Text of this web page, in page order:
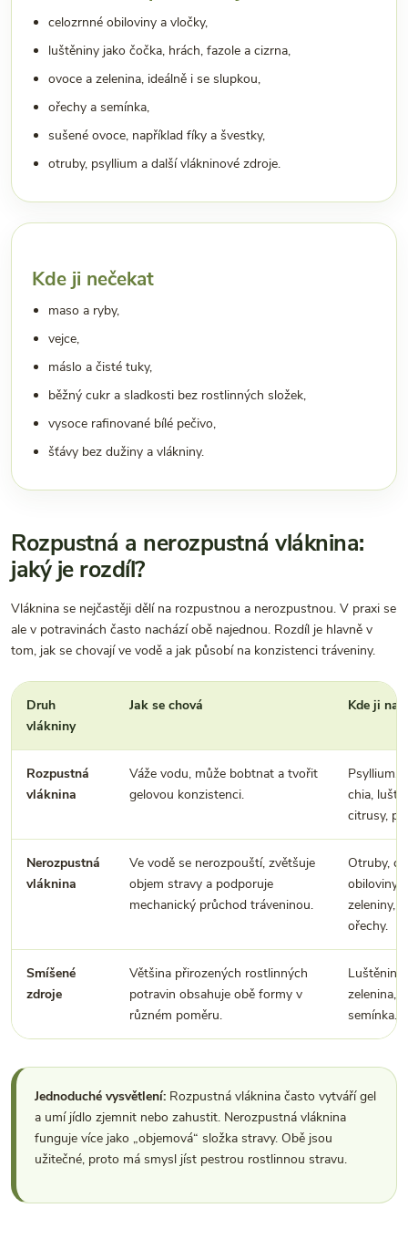
celozrnné obiloviny a vločky,
luštěniny jako čočka, hrách, fazole a cizrna,
ovoce a zelenina, ideálně i se slupkou,
ořechy a semínka,
sušené ovoce, například fíky a švestky,
otruby, psyllium a další vlákninové zdroje.
Kde ji nečekat
maso a ryby,
vejce,
máslo a čisté tuky,
běžný cukr a sladkosti bez rostlinných složek,
vysoce rafinované bílé pečivo,
šťávy bez dužiny a vlákniny.
Rozpustná a nerozpustná vláknina:
jaký je rozdíl?
Vláknina se nejčastěji dělí na rozpustnou a nerozpustnou. V praxi se
ale v potravinách často nachází obě najednou. Rozdíl je hlavně v
tom, jak se chovají ve vodě a jak působí na konzistenci tráveniny.
Druh
vlákniny
Jak se chová Kde ji
Rozpustná
vláknina
Váže vodu, může bobtnat a tvořit
gelovou konzistenci.
Psyllium,
chia,
citrusy,
Nerozpustná
vláknina
Ve vodě se nerozpouští, zvětšuje
objem stravy a podporuje
mechanický průchod tráveninou.
Otruby,
obiloviny,
zeleniny,
ořechy.
Smíšené
zdroje
Většina přirozených rostlinných
potravin obsahuje obě formy v
různém poměru.
zelenina,
semínka.
Jednoduché vysvětlení: Rozpustná vláknina často vytváří gel
a umí jídlo zjemnit nebo zahustit. Nerozpustná vláknina
funguje více jako „objemová“ složka stravy. Obě jsou
užitečné, proto má smysl jíst pestrou rostlinnou stravu.